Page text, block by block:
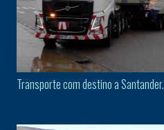
Transporte com destino a Santander.